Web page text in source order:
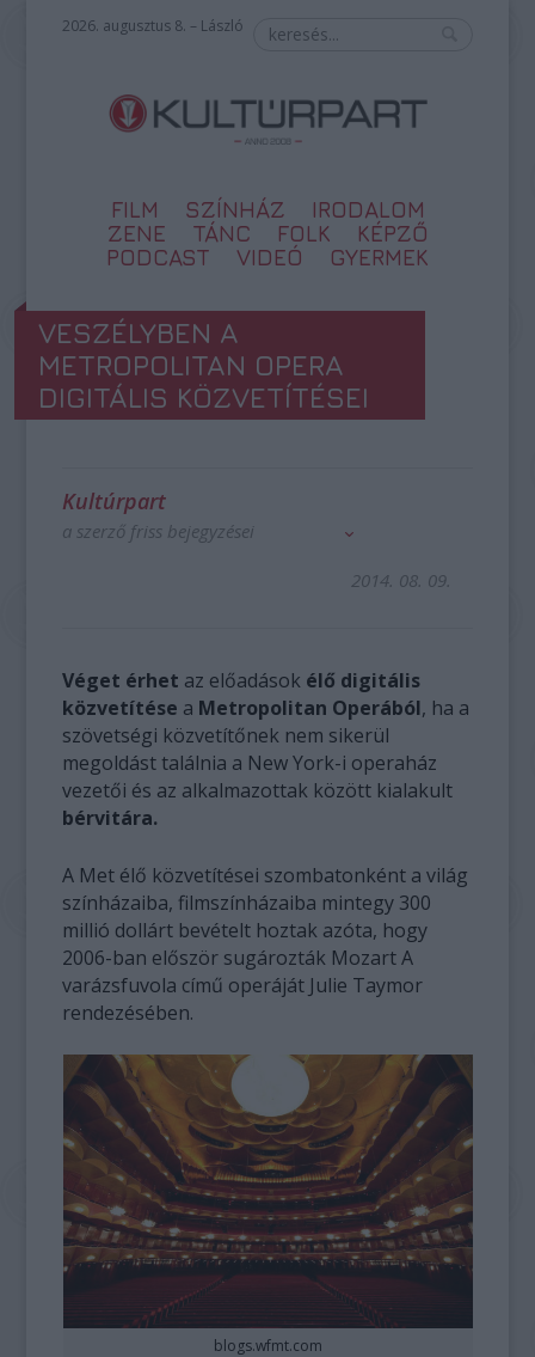
2026. augusztus 8. – László
FILM SZÍNHÁZ
IRODALOM
ZENE
TÁNC FOLK
KÉPZŐ
PODCAST
VIDEÓ GYERMEK
VESZÉLYBEN A
METROPOLITAN OPERA
DIGITÁLIS KÖZVETÍTÉSEI
Kultúrpart
a szerző friss bejegyzései
2014. 08. 09.
Véget érhet az előadások élő digitális
közvetítése a Metropolitan Operából, ha a
szövetségi közvetítőnek nem sikerül
megoldást találnia a New York-i operaház
vezetői és az alkalmazottak között kialakult
bérvitára.
A Met élő közvetítései szombatonként a világ
színházaiba, filmszínházaiba mintegy 300
millió dollárt bevételt hoztak azóta, hogy
2006-ban először sugározták Mozart A
varázsfuvola című operáját Julie Taymor
rendezésében.
blogs.wfmt.com